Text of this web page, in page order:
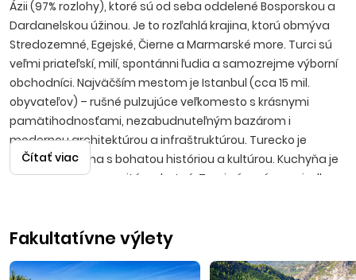
Ázii (97% rozlohy), ktoré sú od seba oddelené Bosporskou a
Dardanelskou úžinou. Je to rozľahlá krajina, ktorú obmýva
Stredozemné, Egejské, Čierne a Marmarské more. Turci sú
veľmi priateľskí, milí, spontánni ľudia a samo­zrejme výborní
obchodníci. Najväčším mestom je Istanbul (cca 15 mil.
obyvateľov) – rušné pulzujúce veľkomesto s krásnymi
pamätihodnosťami, nezabudnuteľným bazá­rom i
modernou architektúrou a infraštruktúrou. Turecko je
nádherná krajina s bohatou históriou a kultúrou. Kuchyňa je
mimoriadne rozmanitá a chutná, Turci sú v príprave jedla
už s First minute zľavami alebo ako Last minute dovolenku,
Letecké zá­jazdy sú realizované s odletmi z Bratislavy, Košíc
Čítať viac
Fakultatívne výlety